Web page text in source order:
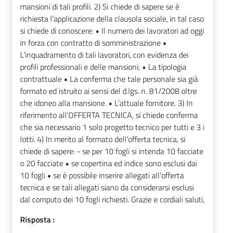
mansioni di tali profili. 2) Si chiede di sapere se è
richiesta l’applicazione della clausola sociale, in tal caso
si chiede di conoscere: • Il numero dei lavoratori ad oggi
in forza con contratto di somministrazione •
L’inquadramento di tali lavoratori, con evidenza dei
profili professionali e delle mansioni; • La tipologia
contrattuale • La conferma che tale personale sia già
formato ed istruito ai sensi del d.lgs. n. 81/2008 oltre
che idoneo alla mansione. • L’attuale fornitore. 3) In
riferimento all’OFFERTA TECNICA, si chiede conferma
che sia necessario 1 solo progetto tecnico per tutti e 3 i
lotti. 4) In merito al formato dell’offerta tecnica, si
chiede di sapere: - se per 10 fogli si intenda 10 facciate
o 20 facciate • se copertina ed indice sono esclusi dai
10 fogli • se è possibile inserire allegati all’offerta
tecnica e se tali allegati siano da considerarsi esclusi
dal computo dei 10 fogli richiesti. Grazie e cordiali saluti,
Risposta :